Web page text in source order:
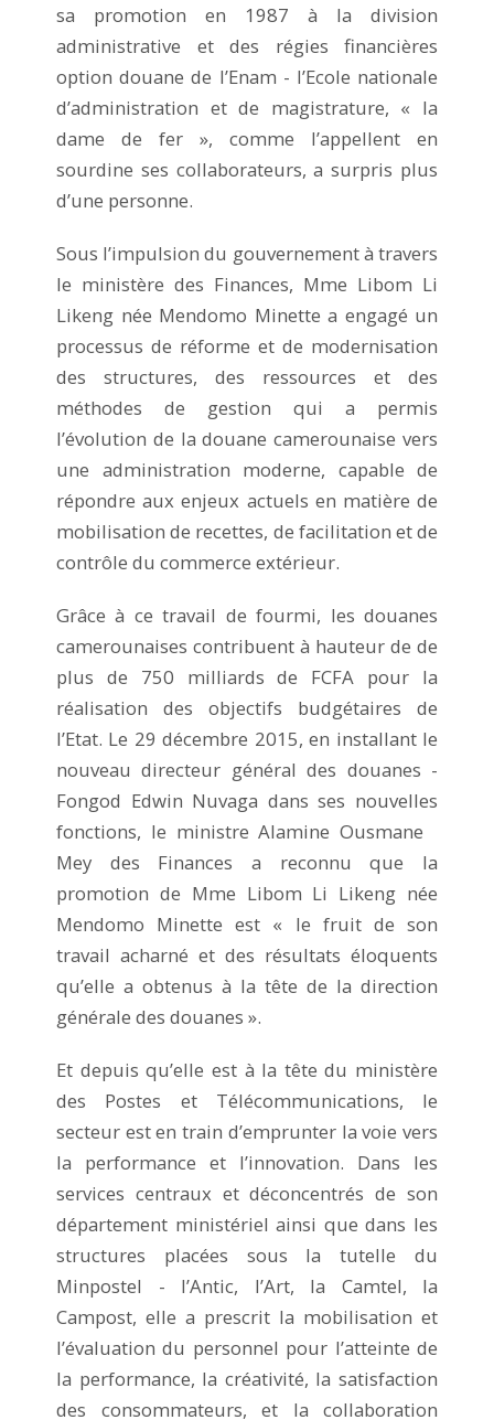
sa promotion en 1987 à la division
administrative et des régies financières
option douane de l’Enam - l’Ecole nationale
d’administration et de magistrature, « la
dame de fer », comme l’appellent en
sourdine ses collaborateurs, a surpris plus
d’une personne.
Sous l’impulsion du gouvernement à travers
le ministère des Finances, Mme Libom Li
Likeng née Mendomo Minette a engagé un
processus de réforme et de modernisation
des structures, des ressources et des
méthodes de gestion qui a permis
l’évolution de la douane camerounaise vers
une administration moderne, capable de
répondre aux enjeux actuels en matière de
mobilisation de recettes, de facilitation et de
contrôle du commerce extérieur.
Grâce à ce travail de fourmi, les douanes
camerounaises contribuent à hauteur de de
plus de 750 milliards de FCFA pour la
réalisation des objectifs budgétaires de
l’Etat. Le 29 décembre 2015, en installant le
nouveau directeur général des douanes -
Fongod Edwin Nuvaga dans ses nouvelles
fonctions, le ministre Alamine Ousmane
Mey des Finances a reconnu que la
promotion de Mme Libom Li Likeng née
Mendomo Minette est « le fruit de son
travail acharné et des résultats éloquents
qu’elle a obtenus à la tête de la direction
générale des douanes ».
Et depuis qu’elle est à la tête du ministère
des Postes et Télécommunications, le
secteur est en train d’emprunter la voie vers
la performance et l’innovation. Dans les
services centraux et déconcentrés de son
département ministériel ainsi que dans les
structures placées sous la tutelle du
Minpostel - l’Antic, l’Art, la Camtel, la
Campost, elle a prescrit la mobilisation et
l’évaluation du personnel pour l’atteinte de
la performance, la créativité, la satisfaction
des consommateurs, et la collaboration